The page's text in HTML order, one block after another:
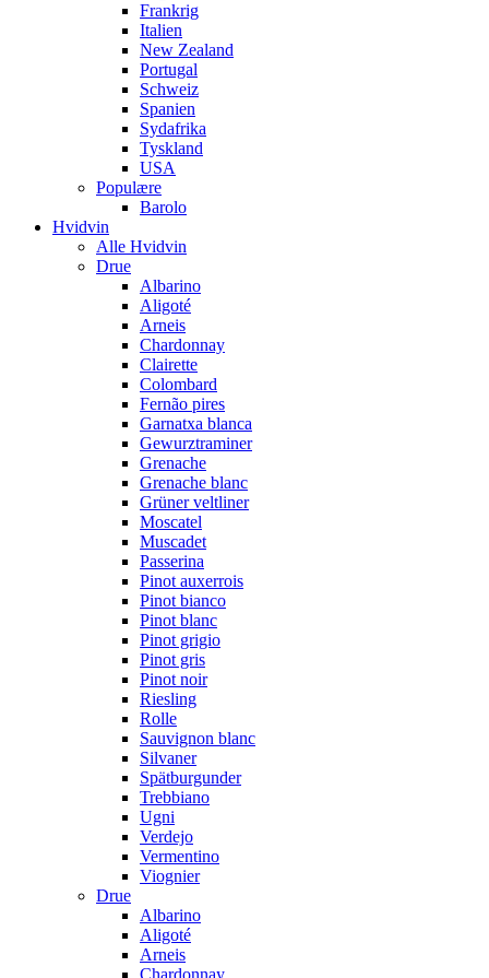
Frankrig
Italien
New Zealand
Portugal
Schweiz
Spanien
Sydafrika
Tyskland
USA
Populære
Barolo
Hvidvin
Alle Hvidvin
Drue
Albarino
Aligoté
Arneis
Chardonnay
Clairette
Colombard
Fernão pires
Garnatxa blanca
Gewurztraminer
Grenache
Grenache blanc
Grüner veltliner
Moscatel
Muscadet
Passerina
Pinot auxerrois
Pinot bianco
Pinot blanc
Pinot grigio
Pinot gris
Pinot noir
Riesling
Rolle
Sauvignon blanc
Silvaner
Spätburgunder
Trebbiano
Ugni
Verdejo
Vermentino
Viognier
Drue
Albarino
Aligoté
Arneis
Chardonnay